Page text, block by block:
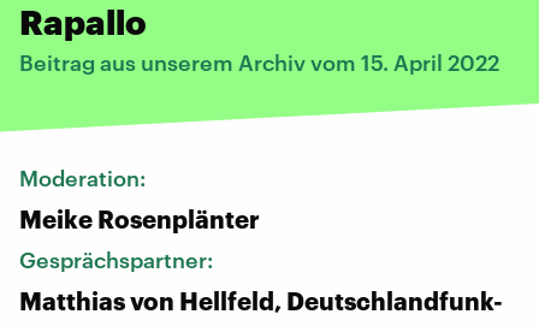
Rapallo
Beitrag aus unserem Archiv vom 15. April 2022
Moderation:
Meike Rosenplänter
Gesprächspartner:
Matthias von Hellfeld, Deutschlandfunk-